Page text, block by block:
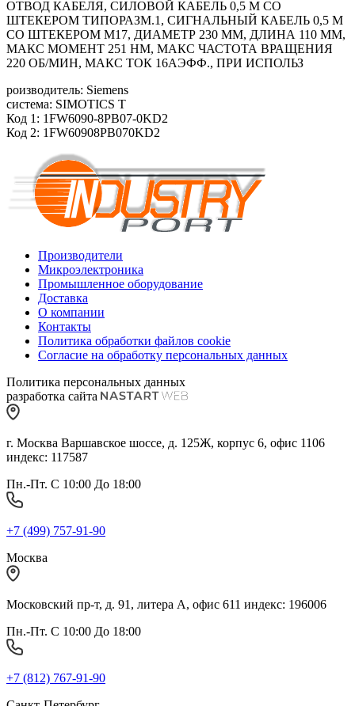
ОТВОД КАБЕЛЯ, СИЛОВОЙ КАБЕЛЬ 0,5 М СО
ШТЕКЕРОМ ТИПОРАЗМ.1, СИГНАЛЬНЫЙ КАБЕЛЬ 0,5 М
СО ШТЕКЕРОМ M17, ДИАМЕТР 230 ММ, ДЛИНА 110 ММ,
МАКС МОМЕНТ 251 HM, МАКС ЧАСТОТА ВРАЩЕНИЯ
220 ОБ/МИН, МАКС ТОК 16АЭФФ., ПРИ ИСПОЛЬЗ
роизводитель: Siemens
система: SIMOTICS T
Код 1: 1FW6090-8PB07-0KD2
Код 2: 1FW60908PB070KD2
Производители
Микроэлектроника
Промышленное оборудование
Доставка
О компании
Контакты
Политика обработки файлов cookie
Согласие на обработку персональных данных
Политика персональных данных
разработка сайта
г. Москва Варшавское шоссе, д. 125Ж, корпус 6, офис 1106
индекс: 117587
Пн.-Пт. С 10:00 До 18:00
+7 (499) 757-91-90
Москва
Московский пр-т, д. 91, литера А, офис 611 индекс: 196006
Пн.-Пт. С 10:00 До 18:00
+7 (812) 767-91-90